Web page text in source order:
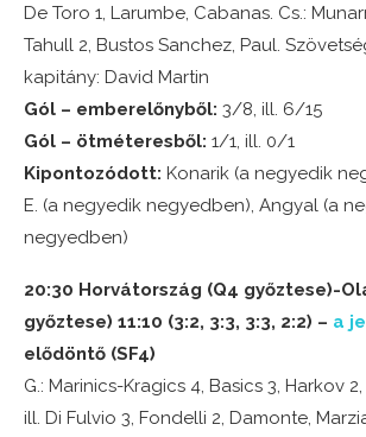
De Toro 1, Larumbe, Cabanas. Cs.:
Tahull 2, Bustos Sanchez, Paul.
kapitány: David Martin
Gól – emberelőnyből: 3/8, ill. 6/15
Gól – ötméteresből: 1/1, ill. 0/1
Kipontozódott: Konarik (a negyedik
E. (a negyedik negyedben), Angyal (a
negyedben)
20:30 Horvátország (Q4 győztese)-
győztese) 11:10 (3:2, 3:3, 3:3, 2:2) – a
elődöntő (SF4)
G.: Marinics-Kragics 4, Basics 3, Harkov
ill. Di Fulvio 3, Fondelli 2, Damonte,